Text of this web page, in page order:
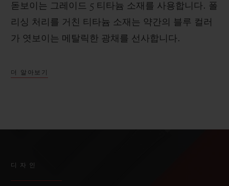
돋보이는 그레이드 5 티타늄 소재를 사용합니다. 폴
리싱 처리를 거친 티타늄 소재는 약간의 블루 컬러
가 엿보이는 메탈릭한 광채를 선사합니다.
더 알아보기
디자인